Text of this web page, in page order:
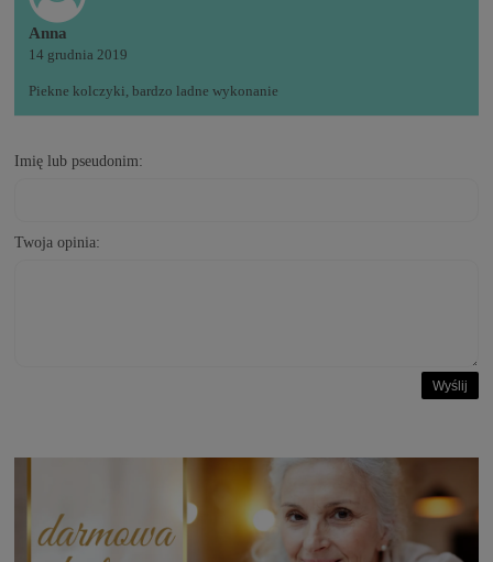
Anna
14 grudnia 2019
Piekne kolczyki, bardzo ladne wykonanie
Imię lub pseudonim:
Twoja opinia:
Wyślij